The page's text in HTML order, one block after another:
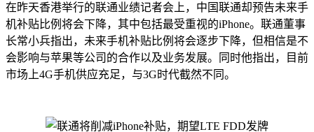
在昨天香港举行的联通业绩记者会上，中国联通却预告未来手
机补贴比例将会下降，其中包括最受重视的iPhone。联通董事
长常小兵指出，未来手机补贴比例将会逐步下降，但相信是不
会影响与苹果等公司的合作以及业务发展。同时他指出，目前
市场上4G手机供应充足，与3G时代截然不同。